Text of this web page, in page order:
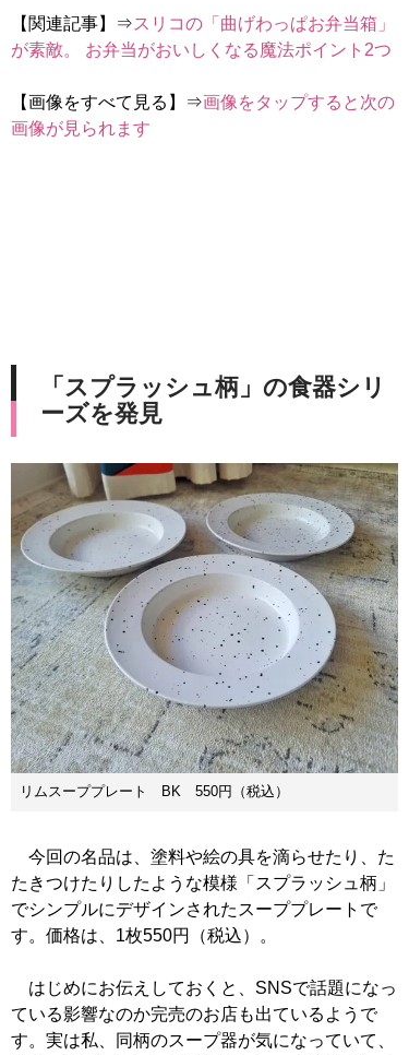
【関連記事】⇒スリコの「曲げわっぱお弁当箱」
が素敵。 お弁当がおいしくなる魔法ポイント2つ
【画像をすべて見る】⇒画像をタップすると次の
画像が見られます
「スプラッシュ柄」の食器シリ
ーズを発見
リムスーププレート BK 550円（税込）
今回の名品は、塗料や絵の具を滴らせたり、た
たきつけたりしたような模様「スプラッシュ柄」
でシンプルにデザインされたスーププレートで
す。価格は、1枚550円（税込）。
はじめにお伝えしておくと、SNSで話題になっ
ている影響なのか完売のお店も出ているようで
す。実は私、同柄のスープ器が気になっていて、